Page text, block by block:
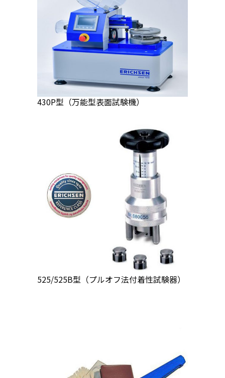
430P型（万能型表面試験機）
525/525B型（プルオフ法付着性試験器）